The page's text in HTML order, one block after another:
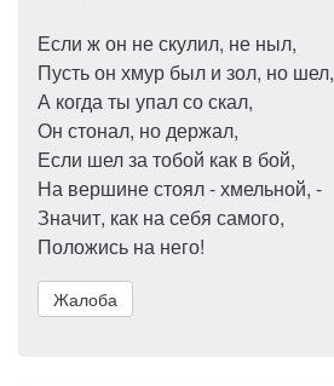
Если ж он не скулил, не ныл,
Пусть он хмур был и зол, но шел,
А когда ты упал со скал,
Он стонал, но держал,
Если шел за тобой как в бой,
На вершине стоял - хмельной, -
Значит, как на себя самого,
Положись на него!
Жалоба